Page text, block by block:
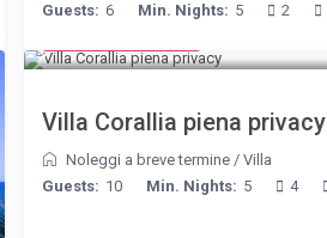
Guests: 6 Min. Nights: 5 2
Villa Corallia piena privacy
Noleggi a breve termine /Villa
Guests: 10 Min. Nights: 5 4